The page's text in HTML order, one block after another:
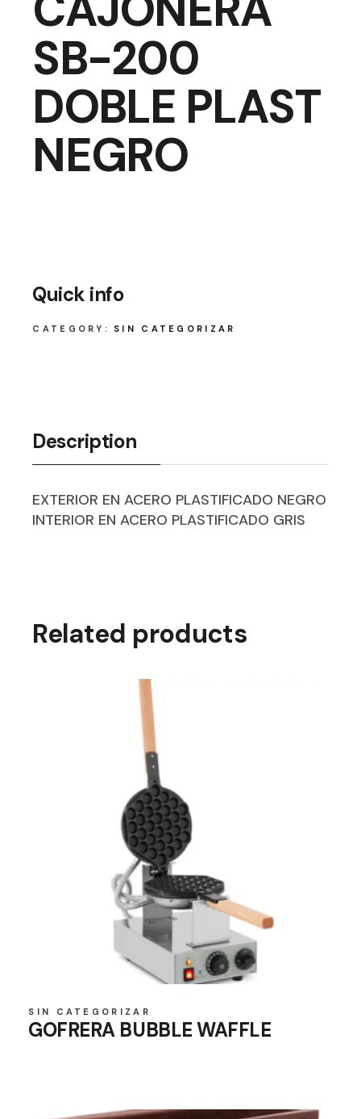
SB-200
DOBLE PLAST
NEGRO
Quick info
CATEGORY: SIN CATEGORIZAR
Description
EXTERIOR EN ACERO PLASTIFICADO NEGRO
INTERIOR EN ACERO PLASTIFICADO GRIS
Related products
SIN CATEGORIZAR
GOFRERA BUBBLE WAFFLE